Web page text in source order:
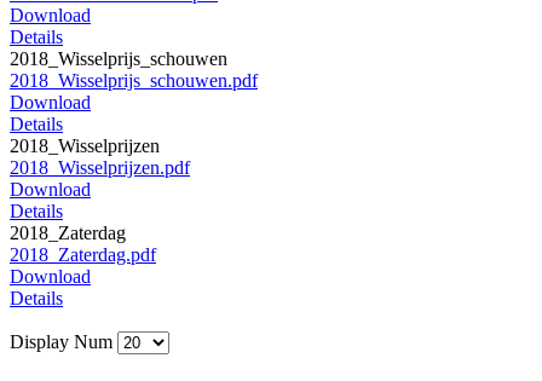
Download
Details
2018_Wisselprijs_schouwen
2018_Wisselprijs_schouwen.pdf
Download
Details
2018_Wisselprijzen
2018_Wisselprijzen.pdf
Download
Details
2018_Zaterdag
2018_Zaterdag.pdf
Download
Details
Display Num